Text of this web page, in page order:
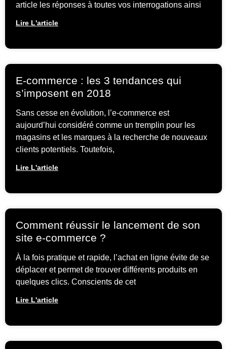
article les réponses à toutes vos interrogations ainsi
Lire L'article
E-commerce : les 3 tendances qui
s’imposent en 2018
Sans cesse en évolution, l’e-commerce est
aujourd’hui considéré comme un tremplin pour les
magasins et les marques à la recherche de nouveaux
clients potentiels. Toutefois,
Lire L'article
Comment réussir le lancement de son
site e-commerce ?
À la fois pratique et rapide, l’achat en ligne évite de se
déplacer et permet de trouver différents produits en
quelques clics. Conscients de cet
Lire L'article